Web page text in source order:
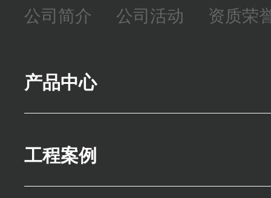
公司简介 公司活动 资质荣
产品中心
工程案例